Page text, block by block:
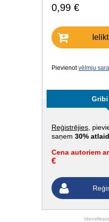
0,99 €
Pievienotvēlmju
Reģistrējies ,
saņem 30%
Cena autoriem
€